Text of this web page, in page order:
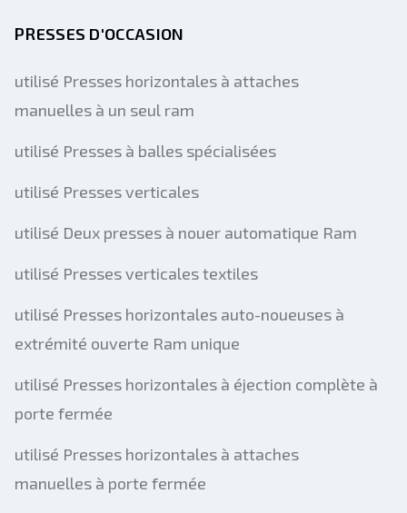
PRESSES D'OCCASION
utilisé Presses horizontales à attaches
manuelles à un seul ram
utilisé Presses à balles spécialisées
utilisé Presses verticales
utilisé Deux presses à nouer automatique Ram
utilisé Presses verticales textiles
utilisé Presses horizontales auto-noueuses à
extrémité ouverte Ram unique
utilisé Presses horizontales à éjection complète à
porte fermée
utilisé Presses horizontales à attaches
manuelles à porte fermée